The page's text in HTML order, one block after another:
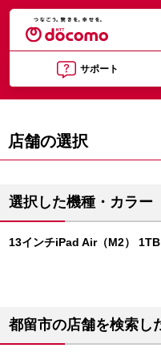
サポート
店舗の選択
選択した機種・カラー
13インチiPad Air（M2）
都留市の店舗を検索し